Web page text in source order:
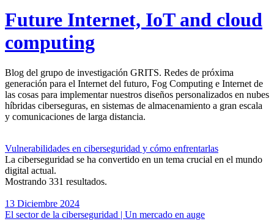
Future Internet, IoT and cloud
computing
Blog del grupo de investigación GRITS. Redes de próxima
generación para el Internet del futuro, Fog Computing e Internet de
las cosas para implementar nuestros diseños personalizados en nubes
híbridas ciberseguras, en sistemas de almacenamiento a gran escala
y comunicaciones de larga distancia.
Vulnerabilidades en ciberseguridad y cómo enfrentarlas
La ciberseguridad se ha convertido en un tema crucial en el mundo
digital actual.
Mostrando 331 resultados.
13 Diciembre 2024
El sector de la ciberseguridad | Un mercado en auge